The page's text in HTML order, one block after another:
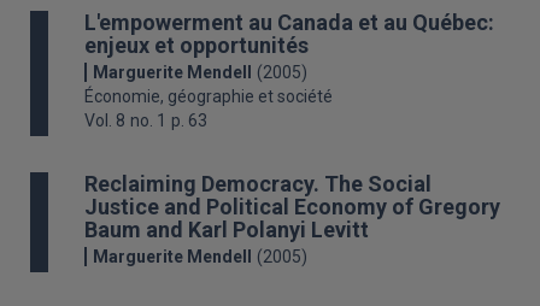
L'empowerment au Canada et au Québec:
enjeux et opportunités
Marguerite Mendell
(2005)
Économie, géographie et société
Vol. 8 no. 1 p. 63
Reclaiming Democracy. The Social
Justice and Political Economy of Gregory
Baum and Karl Polanyi Levitt
Marguerite Mendell (2005)